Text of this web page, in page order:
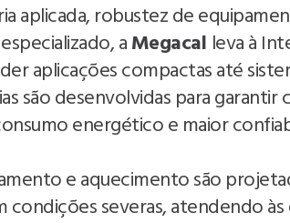
aplicada, robustez de
aMegacal leva à
aplicações compactas até
são desenvolvidas para
energético e maior
e aquecimento são
severas, atendendo às